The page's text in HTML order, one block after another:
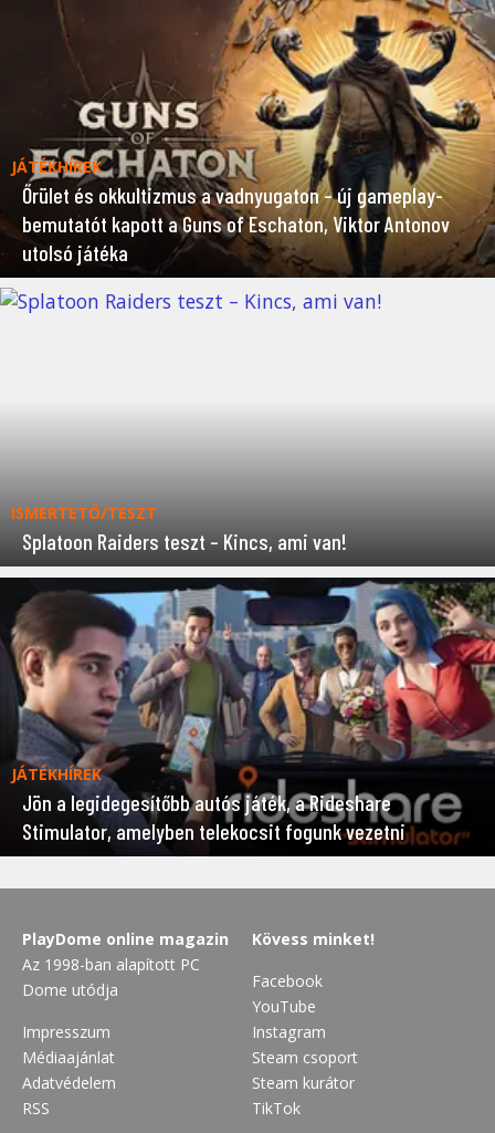
JÁTÉKHÍREK
Őrület és okkultizmus a vadnyugaton – új gameplay-
bemutatót kapott a Guns of Eschaton, Viktor Antonov
utolsó játéka
ISMERTETŐ/TESZT
Splatoon Raiders teszt – Kincs, ami van!
JÁTÉKHÍREK
Jön a legidegesítőbb autós játék, a Rideshare
Stimulator, amelyben telekocsit fogunk vezetni
PlayDome online magazin
Az 1998-ban alapított PC
Dome utódja
Impresszum
Médiaajánlat
Adatvédelem
RSS
Kövess minket!
Facebook
YouTube
Instagram
Steam csoport
Steam kurátor
TikTok